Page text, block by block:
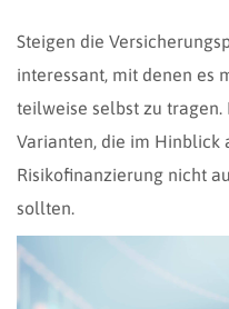
Steigen die
interessant, mit denen es
teilweise selbst zu tragen.
Varianten, die im Hinblick
Risikofinanzierung nicht
sollten.